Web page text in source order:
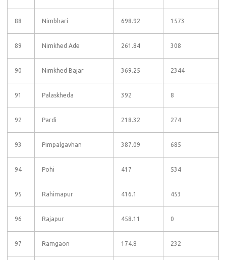
88 Nimbhari 698.92 1573
89 Nimkhed Ade 261.84 308
90 Nimkhed Bajar 369.25 2344
91 Palaskheda 392 8
92 Pardi 218.32 274
93 Pimpalgavhan 387.09 685
94 Pohi 417 534
95 Rahimapur 416.1 453
96 Rajapur 458.11 0
97 Ramgaon 174.8 232